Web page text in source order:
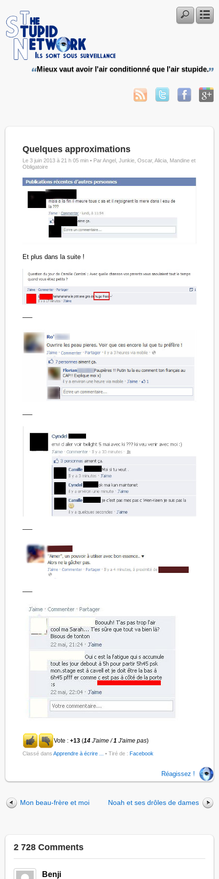
Mieux vaut avoir l'air conditionné que l'air stupide.
Quelques approximations
Le 3 juin 2013 à 21 h 05 min • Par Angel, Junkie, Oscar, Alicia, Mandine et
Obligatoire
Et plus dans la suite !
—–
—–
—–
—–
Vote :+13 (14J'aime /1 J'aime pas)
Classé dansApprendre à écrire ... • Tiré de :Facebook
Réagissez !
Mon beau-frère et moi Noah et ses drôles de dames
2 728 Comments
Benji